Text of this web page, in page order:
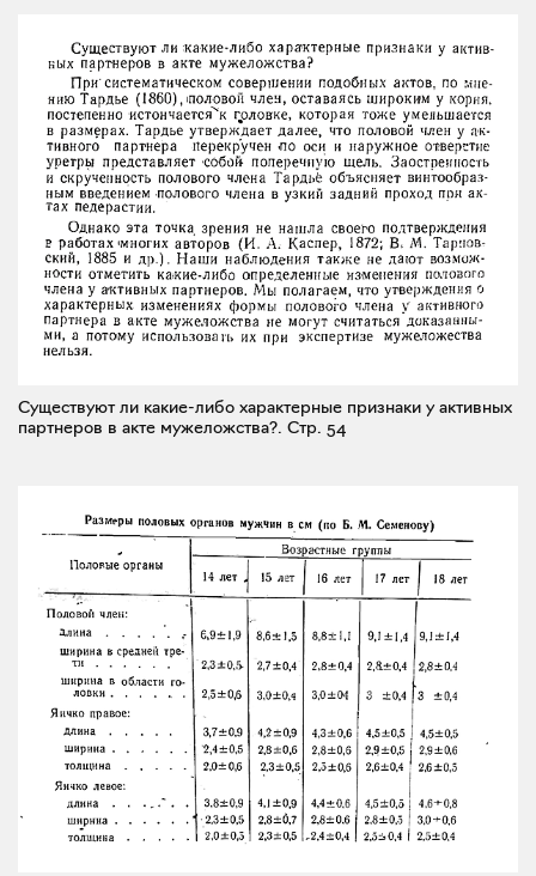
Существуют ли какие-либо характерные признаки у активных
партнеров в акте мужеложства?. Стр. 54